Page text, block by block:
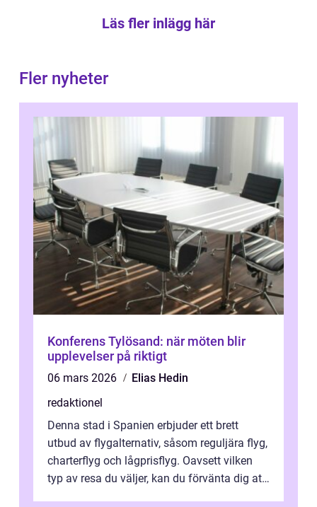
Läs fler inlägg här
Fler nyheter
Konferens Tylösand: när möten blir
upplevelser på riktigt
06 mars 2026
Elias Hedin
redaktionel
Denna stad i Spanien erbjuder ett brett
utbud av flygalternativ, såsom reguljära flyg,
charterflyg och lågprisflyg. Oavsett vilken
typ av resa du väljer, kan du förvänta dig att